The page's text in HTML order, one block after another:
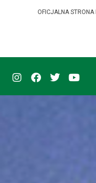
OFICJALNA STRONA